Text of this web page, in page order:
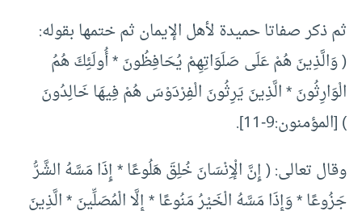
ثم ذكر صفاتا حميدة لأهل الإيمان ثم ختمها بقوله:
( وَالَّذِينَ هُمْ عَلَى صَلَوَاتِهِمْ يُحَافِظُونَ * أُولَئِكَ هُمُ
الْوَارِثُونَ * الَّذِينَ يَرِثُونَ الْفِرْدَوْسَ هُمْ فِيهَا خَالِدُونَ
) [المؤمنون:9-11].
وقال تعالى: ( إِنَّ الْإِنْسَانَ خُلِقَ هَلُوعًا * إِذَا مَسَّهُ الشَّرُّ
جَزُوعًا * وَإِذَا مَسَّهُ الْخَيْرُ مَنُوعًا * إِلَّا الْمُصَلِّينَ * الَّذِينَ